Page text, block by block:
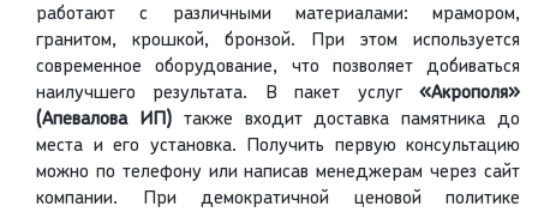
работают с различными материалами: мрамором,
гранитом, крошкой, бронзой. При этом используется
современное оборудование, что позволяет добиваться
наилучшего результата. В пакет услуг «Акрополя»
(Апевалова ИП)также входит доставка памятника до
места и его установка. Получить первую консультацию
можно по телефону или написав менеджерам через сайт
компании. При демократичной ценовой политике